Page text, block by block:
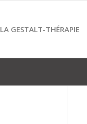
LA GESTALT-THÉRAPIE